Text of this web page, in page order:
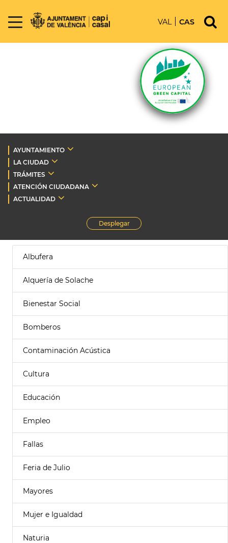
VAL CAS
AYUNTAMIENTO
LA CIUDAD
TRÁMITES
ATENCIÓN CIUDADANA
ACTUALIDAD
Desplegar
Albufera
Alquería de Solache
Bienestar Social
Bomberos
Contaminación Acústica
Cultura
Educación
Empleo
Fallas
Feria de Julio
Mayores
Mujer e Igualdad
Naturia